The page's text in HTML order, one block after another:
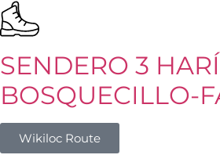
SENDERO 3
BOSQUECILLO-
Wikiloc Route